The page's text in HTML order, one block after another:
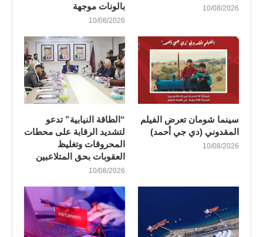
10/08/2026
بالونات موجهة
10/08/2026
سينما شومان تعرض الفيلم
المقدوني (دي جي أحمد)
10/08/2026
“الطاقة النيابية” تدعو
لتشديد الرقابة على محطات
المحروقات وتغليظ
العقوبات بحق المتلاعبين
10/08/2026